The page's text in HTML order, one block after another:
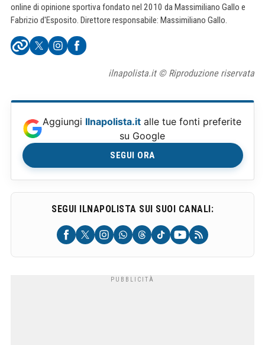
online di opinione sportiva fondato nel 2010 da Massimiliano Gallo e
Fabrizio d'Esposito. Direttore responsabile: Massimiliano Gallo.
ilnapolista.it © Riproduzione riservata
Aggiungi Ilnapolista.it alle tue fonti preferite
su Google
SEGUI ORA
SEGUI ILNAPOLISTA SUI SUOI CANALI: